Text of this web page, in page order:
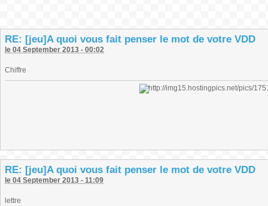
RE: [jeu]A quoi vous fait penser le mot de votre VDD
le 04 September 2013 - 00:02
Chiffre
RE: [jeu]A quoi vous fait penser le mot de votre VDD
le 04 September 2013 - 11:09
lettre